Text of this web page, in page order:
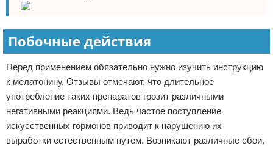
Побочные действия
Перед применением обязательно нужно изучить инструкцию
к мелатонину. Отзывы отмечают, что длительное
употребление таких препаратов грозит различными
негативными реакциями. Ведь частое поступление
искусственных гормонов приводит к нарушению их
выработки естественным путем. Возникают различные сбои,